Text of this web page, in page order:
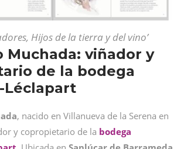
Hijos de la tierra y del vino’
Muchada: viñador y
de la bodega
Léclapart
, nacido en Villanueva de la Serena en
y copropietario de la bodega